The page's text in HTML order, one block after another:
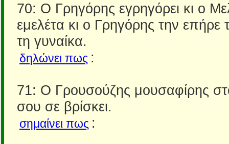
70: Ο Γρηγόρης εγρηγόρει κι ο
εμελέτα κι ο Γρηγόρης την επήρε
τη γυναίκα.
δηλώνει πως :
71: Ο Γρουσούζης μουσαφίρης
σου σε βρίσκει.
σημαίνει πως :